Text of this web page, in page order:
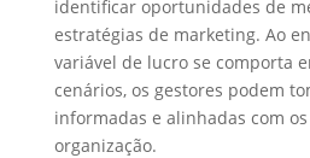
identificar oportunidades de
estratégias de marketing. Ao
variável de lucro se comporta
cenários, os gestores podem
informadas e alinhadas com
organização.